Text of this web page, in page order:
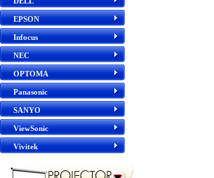
EPSON
Infocus
NEC
OPTOMA
Panasonic
SANYO
ViewSonic
Vivitek